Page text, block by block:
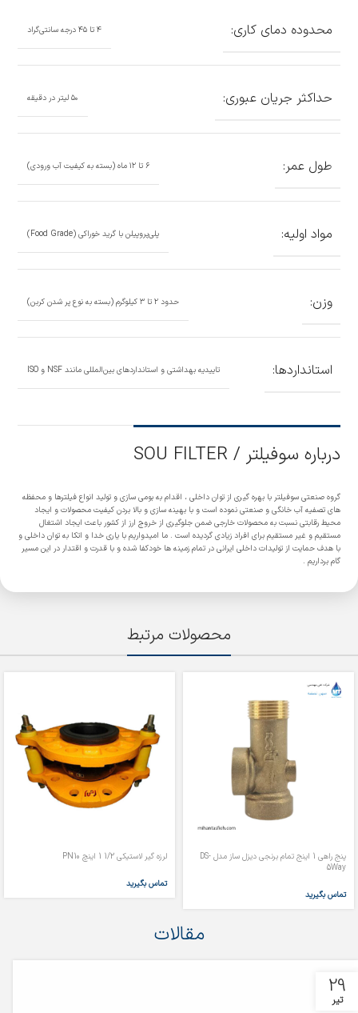
محدوده دمای کاری: ۴ تا ۴۵ درجه سانتی‌گراد
حداکثر جریان عبوری: ۵۰ لیتر در دقیقه
طول عمر: ۶ تا ۱۲ ماه (بسته به کیفیت آب ورودی)
مواد اولیه: پلی‌پروپیلن با گرید خوراکی (Food Grade)
وزن: حدود ۲ تا ۳ کیلوگرم (بسته به نوع پر شدن کربن)
استانداردها: تاییدیه بهداشتی و استانداردهای بین‌المللی مانند NSF و ISO
درباره سوفیلتر / SOU FILTER
گروه صنعتی سوفیلتر با بهره گیری از توان داخلی ، اقدام به بومی سازی و تولید انواع فیلترها و محفظه
های تصفیه آب خانگی و صنعتی نموده است و با بهینه سازی و بالا بردن کیفیت محصولات و ایجاد
محیط رقابتی نسبت به محصولات خارجی ضمن جلوگیری از خروج ارز از کشور باعث ایجاد اشتغال
مستقیم و غیر مستقیم برای افراد زیادی گردیده است . ما امیدواریم با یاری خدا و اتکا به توان داخلی و
با هدف حمایت از تولیدات داخلی ایرانی در تمام زمینه ها خودکفا شده و با قدرت و اقتدار در این مسیر
گام برداریم .
محصولات مرتبط
پنج راهی 1 اینج تمام برنجی دیزل ساز مدل DS-
5Way
تماس بگیرید
لرزه گیر لاستیکی 1/2 1 اینچ PN10
تماس بگیرید
مقالات
29
تیر